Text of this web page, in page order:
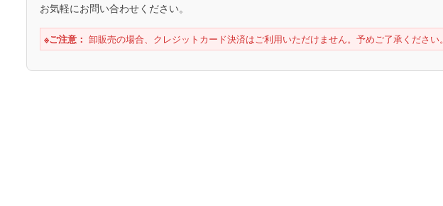
お気軽にお問い合わせください。
※ご注意： 卸販売の場合、クレジットカード決済はご利用いただけません。予めご了承ください。